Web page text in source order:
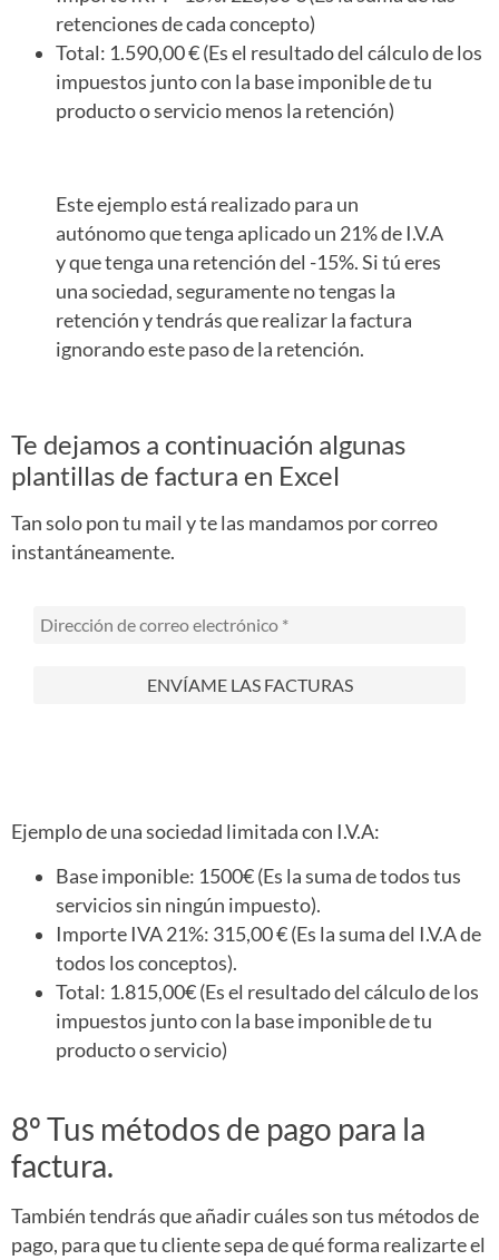
retenciones de cada concepto)
Total: 1.590,00 € (Es el resultado del cálculo de los
impuestos junto con la base imponible de tu
producto o servicio menos la retención)
Este ejemplo está realizado para un
autónomo que tenga aplicado un 21% de I.V.A
y que tenga una retención del -15%. Si tú eres
una sociedad, seguramente no tengas la
retención y tendrás que realizar la factura
ignorando este paso de la retención.
Te dejamos a continuación algunas
plantillas de factura en Excel
Tan solo pon tu mail y te las mandamos por correo
instantáneamente.
Ejemplo de una sociedad limitada con I.V.A:
Base imponible: 1500€ (Es la suma de todos tus
servicios sin ningún impuesto).
Importe IVA 21%: 315,00 € (Es la suma del I.V.A de
todos los conceptos).
Total: 1.815,00€ (Es el resultado del cálculo de los
impuestos junto con la base imponible de tu
producto o servicio)
8º Tus métodos de pago para la
factura.
También tendrás que añadir cuáles son tus métodos de
pago, para que tu cliente sepa de qué forma realizarte el